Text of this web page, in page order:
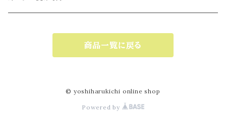
商品一覧に戻る
© yoshiharukichi online shop
Powered by